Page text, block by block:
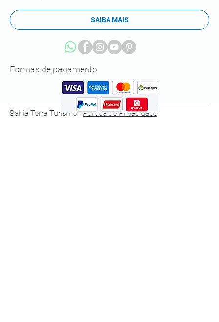
Bahia Terra Turismo |Política de Privacidade
Formas de pagamento
SAIBA MAIS